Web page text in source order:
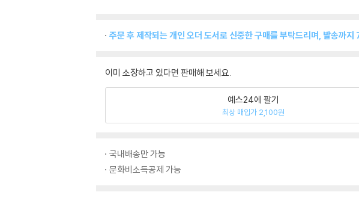
주문 후 제작되는 개인 오더 도서로 신중한 구매를 부탁드리며, 발송까지
이미 소장하고 있다면 판매해 보세요.
예스24에 팔기
최상 매입가 2,100원
국내배송만 가능
문화비소득공제 가능